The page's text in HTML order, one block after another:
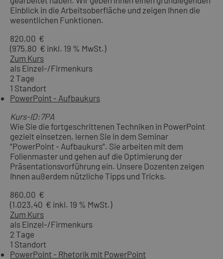
Einblick in die Arbeitsoberfläche und zeigen Ihnen die
wesentlichen Funktionen.
820,00 €
(975,80 € inkl. 19 % MwSt.)
Zum Kurs
als Einzel-/Firmenkurs
2 Tage
1 Standort
PowerPoint - Aufbaukurs
Kurs-ID:7PA
Wie Sie die fortgeschrittenen Techniken in PowerPoint
gezielt einsetzen, lernen Sie in dem Seminar
"PowerPoint - Aufbaukurs". Sie arbeiten mit dem
Folienmaster und gehen auf die Optimierung der
Präsentationsvorführung ein. Unsere Dozenten zeigen
Ihnen außerdem nützliche Tipps und Tricks.
860,00 €
(1.023,40 € inkl. 19 % MwSt.)
Zum Kurs
als Einzel-/Firmenkurs
2 Tage
1 Standort
PowerPoint - Rhetorik mit PowerPoint